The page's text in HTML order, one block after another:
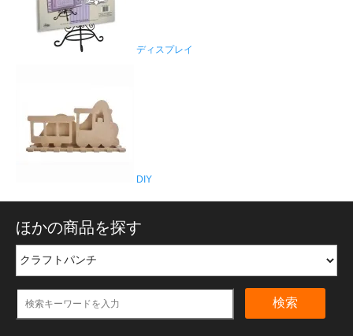
ディスプレイ
DIY
ほかの商品を探す
検索